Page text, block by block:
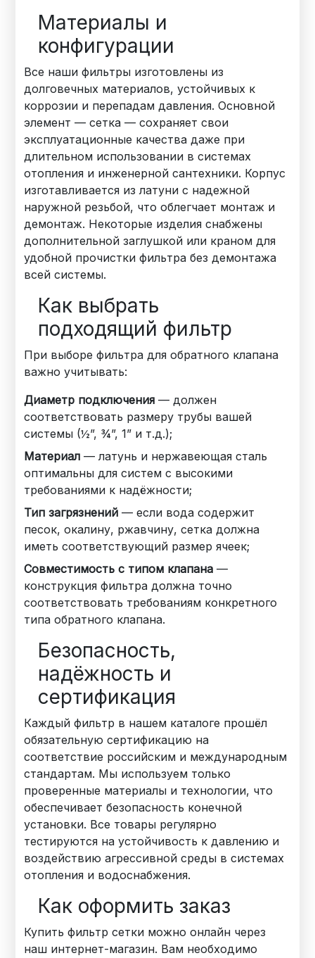
Материалы и
конфигурации
Все наши фильтры изготовлены из
долговечных материалов, устойчивых к
коррозии и перепадам давления. Основной
элемент — сетка — сохраняет свои
эксплуатационные качества даже при
длительном использовании в системах
отопления и инженерной сантехники. Корпус
изготавливается из латуни с надежной
наружной резьбой, что облегчает монтаж и
демонтаж. Некоторые изделия снабжены
дополнительной заглушкой или краном для
удобной прочистки фильтра без демонтажа
всей системы.
Как выбрать
подходящий фильтр
При выборе фильтра для обратного клапана
важно учитывать:
Диаметр подключения — должен
соответствовать размеру трубы вашей
системы (½”, ¾”, 1” и т.д.);
Материал — латунь и нержавеющая сталь
оптимальны для систем с высокими
требованиями к надёжности;
Тип загрязнений — если вода содержит
песок, окалину, ржавчину, сетка должна
иметь соответствующий размер ячеек;
Совместимость с типом клапана —
конструкция фильтра должна точно
соответствовать требованиям конкретного
типа обратного клапана.
Безопасность,
надёжность и
сертификация
Каждый фильтр в нашем каталоге прошёл
обязательную сертификацию на
соответствие российским и международным
стандартам. Мы используем только
проверенные материалы и технологии, что
обеспечивает безопасность конечной
установки. Все товары регулярно
тестируются на устойчивость к давлению и
воздействию агрессивной среды в системах
отопления и водоснабжения.
Как оформить заказ
Купить фильтр сетки можно онлайн через
наш интернет-магазин. Вам необходимо